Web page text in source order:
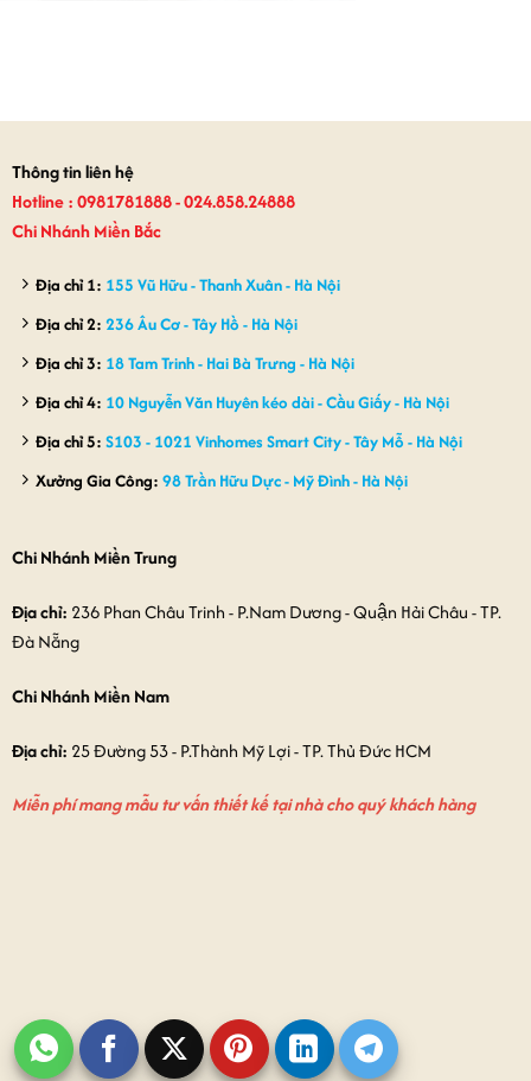
Thông tin liên hệ
Hotline : 0981781888 - 024.858.24888
Chi Nhánh Miền Bắc
Địa chỉ 1: 155 Vũ Hữu - Thanh Xuân - Hà Nội
Địa chỉ 2: 236 Âu Cơ - Tây Hồ - Hà Nội
Địa chỉ 3: 18 Tam Trinh - Hai Bà Trưng - Hà Nội
Địa chỉ 4: 10 Nguyễn Văn Huyên kéo dài - Cầu Giấy - Hà Nội
Địa chỉ 5: S103 - 1021 Vinhomes Smart City - Tây Mỗ - Hà Nội
Xưởng Gia Công: 98 Trần Hữu Dực - Mỹ Đình - Hà Nội
Chi Nhánh Miền Trung
Địa chỉ: 236 Phan Châu Trinh - P.Nam Dương - Quận Hải Châu - TP.
Đà Nẵng
Chi Nhánh Miền Nam
Địa chỉ: 25 Đường 53 - P.Thành Mỹ Lợi - TP. Thủ Đức HCM
Miễn phí mang mẫu tư vấn thiết kế tại nhà cho quý khách hàng